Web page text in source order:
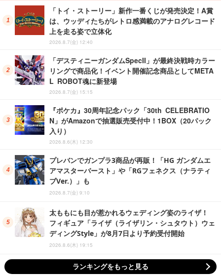
「トイ・ストーリー」新作一番くじが発売決定！A賞
は、ウッディたちがレトロ感満載のアナログレコード
上を走る姿で立体化
2026.8.7(金) 12:40
「デスティニーガンダムSpecII」が最終決戦時カラー
リングで商品化！イベント開催記念商品としてMETA
L ROBOT魂に新登場
2026.8.7(金) 15:15
『ポケカ』30周年記念パック「30th CELEBRATIO
N」がAmazonで抽選販売受付中！1BOX（20パック
入り）
2026.8.6(木) 12:30
プレバンでガンプラ3商品が再販！「HG ガンダムエ
アマスターバースト」や「RGフェネクス（ナラティ
ブVer.）」も
2026.8.7(金) 9:10
太ももにも目が惹かれるウェディング姿のライザ！
フィギュア「ライザ（ライザリン・シュタウト）ウェ
ディングStyle」が8月7日より予約受付開始
2026.8.6(木) 19:15
ランキングをもっと見る